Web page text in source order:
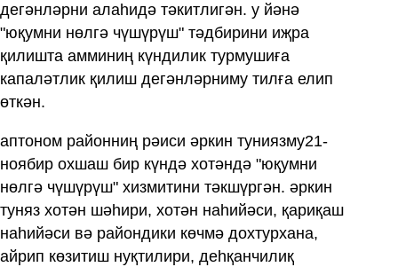
дегәнләрни алаһидә тәкитлигән. у йәнә
"юқумни нөлгә чүшүрүш" тәдбирини иҗра
қилишта амминиң күндилик турмушиға
капаләтлик қилиш дегәнләрниму тилға елип
өткән.
аптоном районниң рәиси әркин туниязму21-
ноябир охшаш бир күндә хотәндә "юқумни
нөлгә чүшүрүш" хизмитини тәкшүргән. әркин
туняз хотән шәһири, хотән наһийәси, қариқаш
наһийәси вә райондики көчмә дохтурхана,
айрип көзитиш нуқтилири, деһқанчилиқ